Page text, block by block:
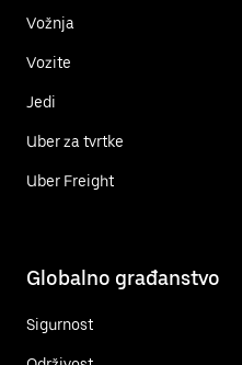
Vožnja
Vozite
Jedi
Uber za tvrtke
Uber Freight
Globalno građanstvo
Sigurnost